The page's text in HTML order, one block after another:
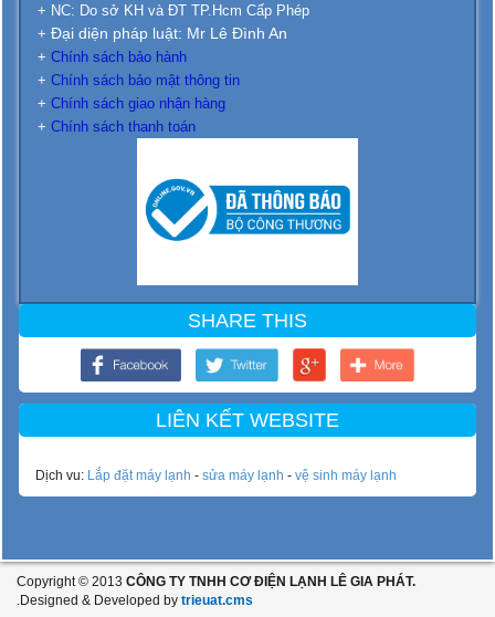
+ NC: Do sở KH và ĐT TP.Hcm Cấp Phép
+ Đại diện pháp luật: Mr Lê Đình An
+ Chính sách bảo hành
+ Chính sách bảo mật thông tin
+ Chính sách giao nhận hàng
+ Chính sách thanh toán
SHARE THIS
LIÊN KẾT WEBSITE
Dịch vu: Lắp đặt máy lạnh - sửa máy lạnh - vệ sinh máy lạnh
Copyright © 2013 CÔNG TY TNHH CƠ ĐIỆN LẠNH LÊ GIA PHÁT.
.Designed & Developed by trieuat.cms